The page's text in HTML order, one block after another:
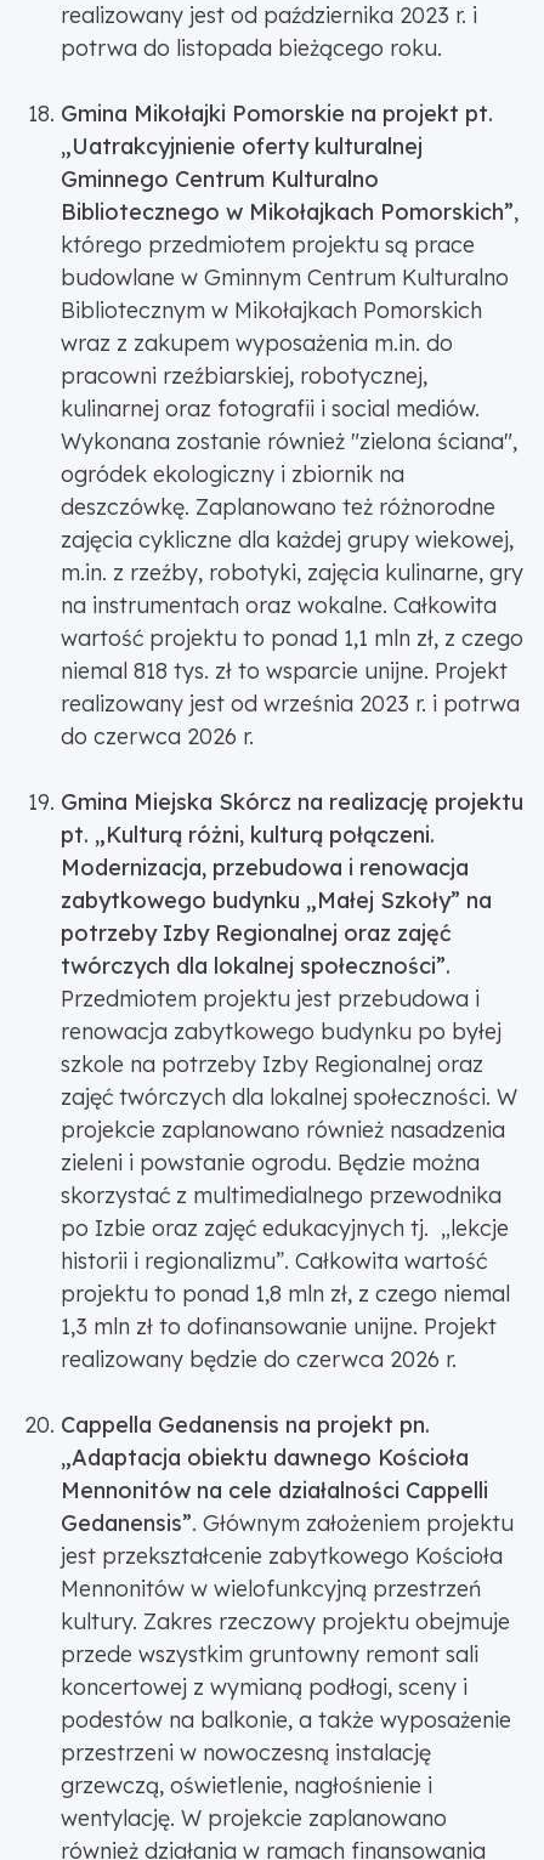
realizowany jest od października 2023 r. i
potrwa do listopada bieżącego roku.
Gmina Mikołajki Pomorskie na projekt pt.
„Uatrakcyjnienie oferty kulturalnej
Gminnego Centrum Kulturalno
Bibliotecznego w Mikołajkach Pomorskich”,
którego przedmiotem projektu są prace
budowlane w Gminnym Centrum Kulturalno
Bibliotecznym w Mikołajkach Pomorskich
wraz z zakupem wyposażenia m.in. do
pracowni rzeźbiarskiej, robotycznej,
kulinarnej oraz fotografii i social mediów.
Wykonana zostanie również "zielona ściana",
ogródek ekologiczny i zbiornik na
deszczówkę. Zaplanowano też różnorodne
zajęcia cykliczne dla każdej grupy wiekowej,
m.in. z rzeźby, robotyki, zajęcia kulinarne, gry
na instrumentach oraz wokalne. Całkowita
wartość projektu to ponad 1,1 mln zł, z czego
niemal 818 tys. zł to wsparcie unijne. Projekt
realizowany jest od września 2023 r. i potrwa
do czerwca 2026 r.
Gmina Miejska Skórcz na realizację projektu
pt. „Kulturą różni, kulturą połączeni.
Modernizacja, przebudowa i renowacja
zabytkowego budynku „Małej Szkoły” na
potrzeby Izby Regionalnej oraz zajęć
twórczych dla lokalnej społeczności”.
Przedmiotem projektu jest przebudowa i
renowacja zabytkowego budynku po byłej
szkole na potrzeby Izby Regionalnej oraz
zajęć twórczych dla lokalnej społeczności. W
projekcie zaplanowano również nasadzenia
zieleni i powstanie ogrodu. Będzie można
skorzystać z multimedialnego przewodnika
po Izbie oraz zajęć edukacyjnych tj. „lekcje
historii i regionalizmu”. Całkowita wartość
projektu to ponad 1,8 mln zł, z czego niemal
1,3 mln zł to dofinansowanie unijne. Projekt
realizowany będzie do czerwca 2026 r.
Cappella Gedanensis na projekt pn.
„Adaptacja obiektu dawnego Kościoła
Mennonitów na cele działalności Cappelli
Gedanensis”. Głównym założeniem projektu
jest przekształcenie zabytkowego Kościoła
Mennonitów w wielofunkcyjną przestrzeń
kultury. Zakres rzeczowy projektu obejmuje
przede wszystkim gruntowny remont sali
koncertowej z wymianą podłogi, sceny i
podestów na balkonie, a także wyposażenie
przestrzeni w nowoczesną instalację
grzewczą, oświetlenie, nagłośnienie i
wentylację. W projekcie zaplanowano
również działania w ramach finansowania